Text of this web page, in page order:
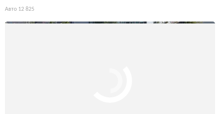
Авто 12 825